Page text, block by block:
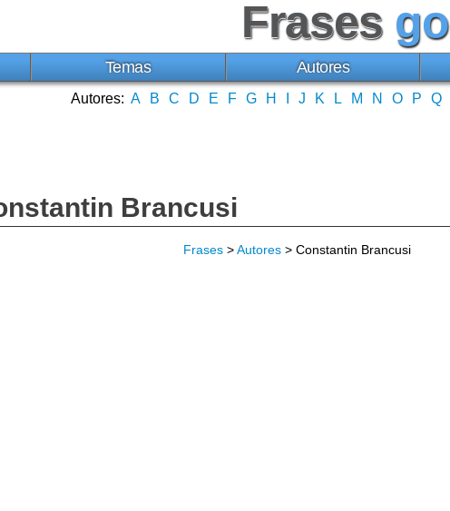
Frases go
Temas Autores
Autores: A B C D E F G H J K L M N O P Q
Brancusi
Frases >Autores > Constantin Brancusi